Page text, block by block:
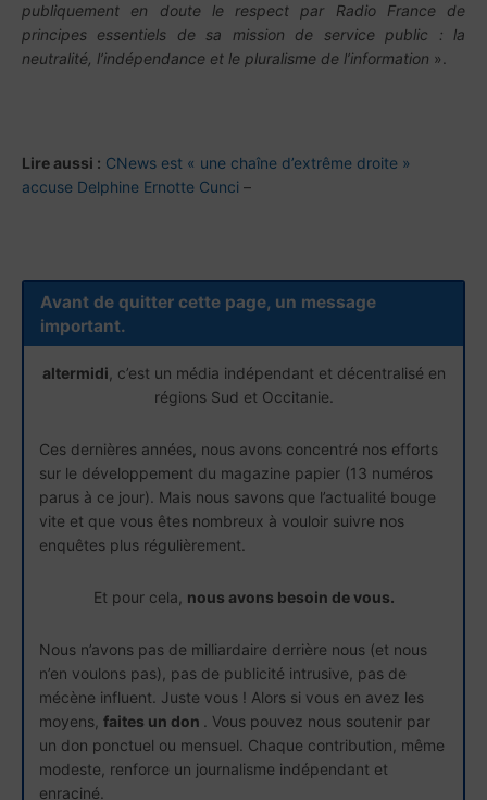
publiquement en doute le respect par Radio France de
principes essentiels de sa mission de service public : la
neutralité, l’indépendance et le pluralisme de l’information ».
Lire aussi : CNews est « une chaîne d’extrême droite »
accuse Delphine Ernotte Cunci –
Avant de quitter cette page, un message
important.
altermidi , c’est un média indépendant et décentralisé en
régions Sud et Occitanie.
Ces dernières années, nous avons concentré nos efforts
sur le développement du magazine papier (13 numéros
parus à ce jour). Mais nous savons que l’actualité bouge
vite et que vous êtes nombreux à vouloir suivre nos
enquêtes plus régulièrement.
Et pour cela, nous avons besoin de vous.
Nous n’avons pas de milliardaire derrière nous (et nous
n’en voulons pas), pas de publicité intrusive, pas de
mécène influent. Juste vous ! Alors si vous en avez les
moyens, faites un don . Vous pouvez nous soutenir par
un don ponctuel ou mensuel. Chaque contribution, même
modeste, renforce un journalisme indépendant et
enraciné.